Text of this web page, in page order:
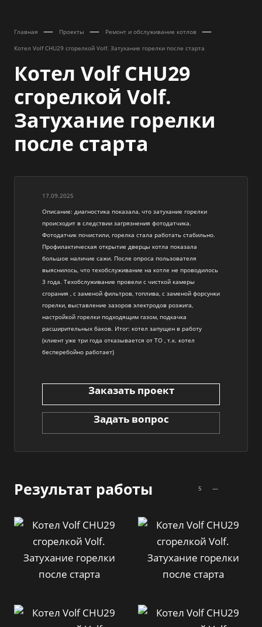
Главная — Проекты — Ремонт и обслуживание котлов —
Котел Volf CHU29 сгорелкой Volf. Затухание горелки после старта
Котел Volf CHU29
сгорелкой Volf.
Затухание горелки
после старта
17.09.2025
Описание: диагностика показала, что затухание горелки
происходит в следствии загрязнения фотодатчика.
Фотодатчик почистили, горелка стала работать стабильно.
Профилактическая открытие дверцы котла показала
большое наличие сажи. После опроса пользователя
выяснилось, что техобслуживание на котле не проводилось
3 года. Техобслуживание провели с чисткой камеры
сгорания , с заменой фильтров, топлива, с заменой форсунки
горелки, выставление зазоров электродов розжига,
настройкой горелки подходящим газом, подкачка
расширительных баков. Итог: котел запущен в работу
(клиент уже три года отказывается от ТО , т.к. котел
бесперебойно работает)
Заказать проект
Задать вопрос
Результат работы 5 —